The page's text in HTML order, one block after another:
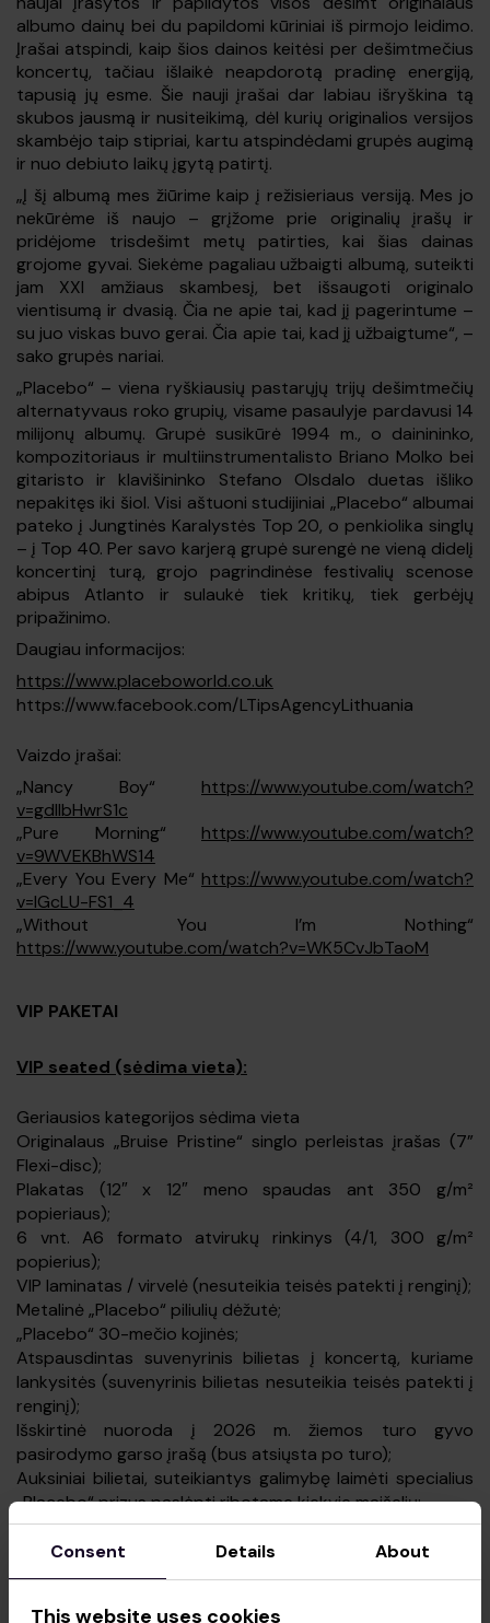
albumo dainų bei du papildomi kūriniai iš pirmojo leidimo.
Įrašai atspindi, kaip šios dainos keitėsi per dešimtmečius
koncertų, tačiau išlaikė neapdorotą pradinę energiją,
tapusią jų esme. Šie nauji įrašai dar labiau išryškina tą
skubos jausmą ir nusiteikimą, dėl kurių originalios versijos
skambėjo taip stipriai, kartu atspindėdami grupės augimą
ir nuo debiuto laikų įgytą patirtį.
„Į šį albumą mes žiūrime kaip į režisieriaus versiją. Mes jo
nekūrėme iš naujo – grįžome prie originalių įrašų ir
pridėjome trisdešimt metų patirties, kai šias dainas
grojome gyvai. Siekėme pagaliau užbaigti albumą, suteikti
jam XXI amžiaus skambesį, bet išsaugoti originalo
vientisumą ir dvasią. Čia ne apie tai, kad jį pagerintume –
su juo viskas buvo gerai. Čia apie tai, kad jį užbaigtume“, –
sako grupės nariai.
„Placebo“ – viena ryškiausių pastarųjų trijų dešimtmečių
alternatyvaus roko grupių, visame pasaulyje pardavusi 14
milijonų albumų. Grupė susikūrė 1994 m., o dainininko,
kompozitoriaus ir multiinstrumentalisto Briano Molko bei
gitaristo ir klavišininko Stefano Olsdalo duetas išliko
nepakitęs iki šiol. Visi aštuoni studijiniai „Placebo“ albumai
pateko į Jungtinės Karalystės Top 20, o penkiolika singlų
– į Top 40. Per savo karjerą grupė surengė ne vieną didelį
koncertinį turą, grojo pagrindinėse festivalių scenose
abipus Atlanto ir sulaukė tiek kritikų, tiek gerbėjų
pripažinimo.
Daugiau informacijos:
https://www.placeboworld.co.uk
https://www.facebook.com/LTipsAgencyLithuania
Vaizdo įrašai:
„Nancy Boy“ https://www.youtube.com/watch?
v=gdIIbHwrS1c
„Pure Morning“ https://www.youtube.com/watch?
v=9WVEKBhWS14
„Every You Every Me“ https://www.youtube.com/watch?
v=lGcLU-FS1_4
„Without You I’m Nothing“
https://www.youtube.com/watch?v=WK5CvJbTaoM
VIP PAKETAI
VIP seated (sėdima vieta):
Geriausios kategorijos sėdima vieta
Originalaus „Bruise Pristine“ singlo perleistas įrašas (7”
Flexi-disc);
Plakatas (12″ x 12″ meno spaudas ant 350 g/m²
popieriaus);
6 vnt. A6 formato atvirukų rinkinys (4/1, 300 g/m²
popierius);
VIP laminatas / virvelė (nesuteikia teisės patekti į renginį);
Metalinė „Placebo“ piliulių dėžutė;
„Placebo“ 30-mečio kojinės;
Atspausdintas suvenyrinis bilietas į koncertą, kuriame
lankysitės (suvenyrinis bilietas nesuteikia teisės patekti į
renginį);
Išskirtinė nuoroda į 2026 m. žiemos turo gyvo
pasirodymo garso įrašą (bus atsiųsta po turo);
Auksiniai bilietai, suteikiantys galimybę laimėti specialius
„Placebo“ prizus paslėpti ribotame kiekyje maišelių;
Visa tai supakuota į medžiaginį „Placebo“ krepšį (tote
bag).
VIP standing (Stovimas bilietas):
Consent Details About
This website uses cookies